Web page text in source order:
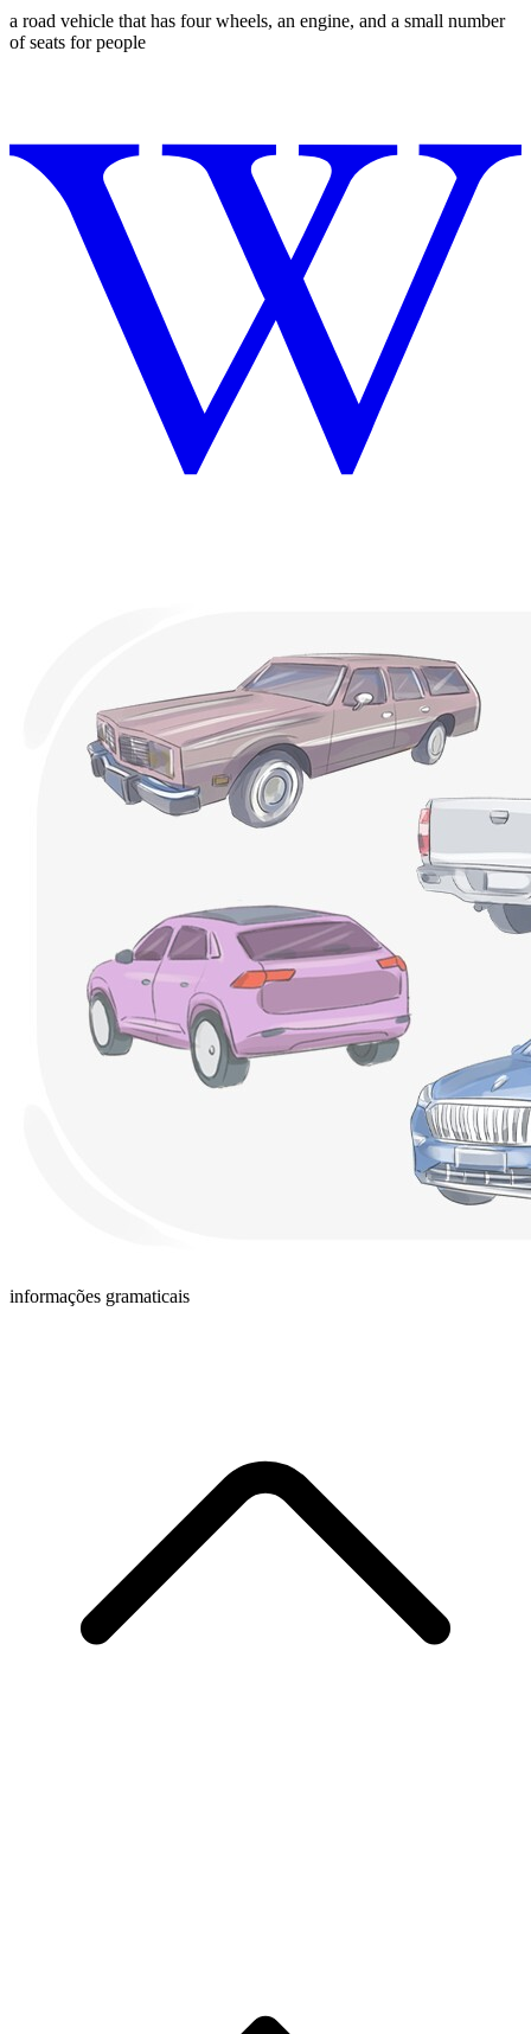
a road vehicle that has four wheels, an engine, and a small number
of seats for people
informações gramaticais